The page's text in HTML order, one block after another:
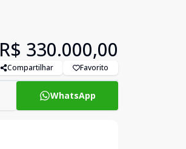
R$ 330.000,00
Compartilhar Favorito
WhatsApp